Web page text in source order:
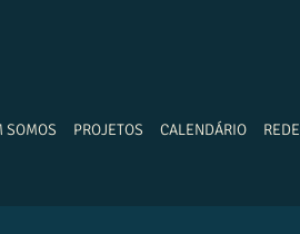
SOMOS PROJETOS CALENDÁRIO REDE